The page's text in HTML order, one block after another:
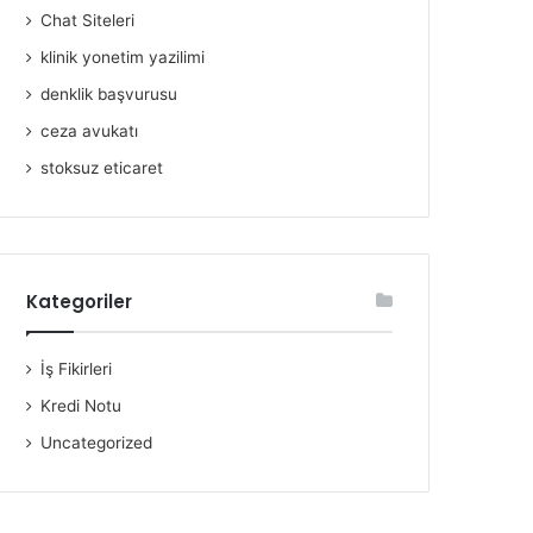
Chat Siteleri
klinik yonetim yazilimi
denklik başvurusu
ceza avukatı
stoksuz eticaret
Kategoriler
İş Fikirleri
Kredi Notu
Uncategorized